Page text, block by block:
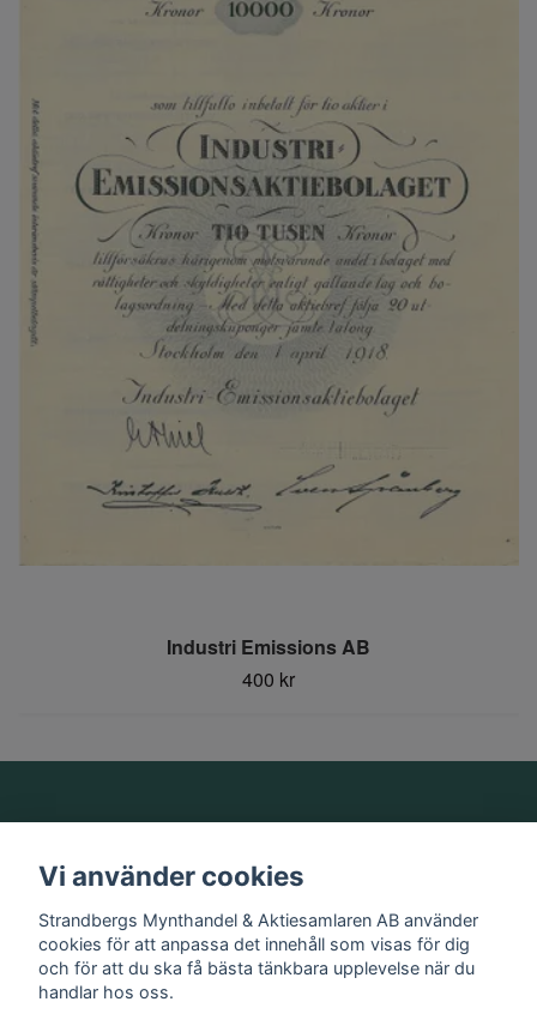
Industri Emissions AB
400 kr
Information
Sociala medier
Vi använder cookies
Strandbergs Mynthandel & Aktiesamlaren AB använder
cookies för att anpassa det innehåll som visas för dig
och för att du ska få bästa tänkbara upplevelse när du
handlar hos oss.